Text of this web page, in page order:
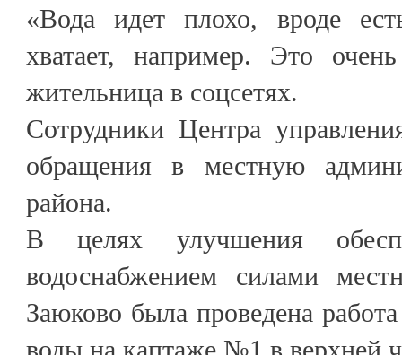
«Вода идет плохо, вроде
хватает, например. Это
жительница в соцсетях.
Сотрудники Центра
обращения в местную
района.
В целях улучшения
водоснабжением силами
Заюково была проведена
воды на каптаже №1 в верхней